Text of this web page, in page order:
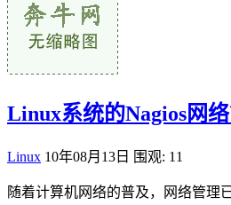
Linux系统的Nagios网
Linux 10年08月13日 围观: 11
随着计算机网络的普及，网络管理